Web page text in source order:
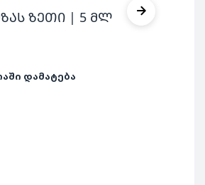
ზეთი | 5 მლ
ᲓᲐᲛᲐᲢᲔᲑᲐ